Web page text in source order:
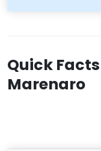
Quick
Marenaro